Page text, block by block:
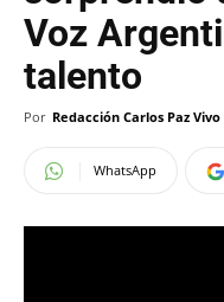
Voz
talento
Por Redacción Carlos Paz Vivo
WhatsApp